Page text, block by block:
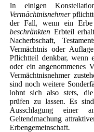
In einigen
Vermächtnisnehmer
der Fall, wenn ein
beschränkten Erbteil
Nacherbschaft,
Vermächtnis oder
Pflichtteil denkbar, wenn
oder ein angenommenes
Vermächtnisnehmer
sind noch weitere
lohnt sich also stets,
prüfen zu lassen. Es
Ausschlagung einer
Geltendmachung
Erbengemeinschaft.